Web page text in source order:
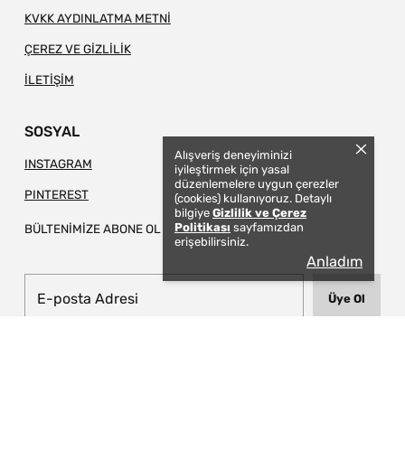
Alışveriş deneyiminizi
iyileştirmek için yasal
düzenlemelere uygun çerezler
(cookies) kullanıyoruz. Detaylı
bilgiye Gizlilik ve Çerez
Politikası sayfamızdan
erişebilirsiniz.
Anladım
KVKK AYDINLATMA METNİ
ÇEREZ VE GİZLİLİK
İLETİŞİM
SOSYAL
INSTAGRAM
PINTEREST
BÜLTENİMİZE ABONE OL
Üye Ol